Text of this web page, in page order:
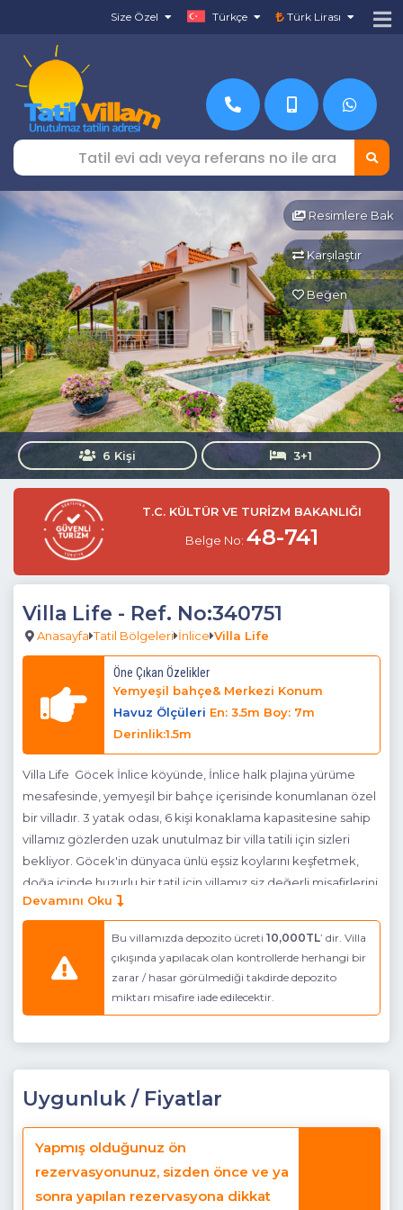
Size Özel Türkçe Türk Lirası
Resimlere Bak
Karşılaştır
Beğen
6 Kişi 3+1
T.C. KÜLTÜR VE TURİZM BAKANLIĞI
Belge No: 48-741
Villa Life - Ref. No:340751
Anasayfa Tatil Bölgeleri İnlice Villa Life
Öne Çıkan Özelikler
Yemyeşil bahçe& Merkezi Konum
Havuz Ölçüleri En: 3.5m Boy: 7m
Derinlik:1.5m
Villa Life Göcek İnlice köyünde, İnlice halk plajına yürüme
mesafesinde, yemyeşil bir bahçe içerisinde konumlanan özel
bir villadır. 3 yatak odası, 6 kişi konaklama kapasitesine sahip
villamız gözlerden uzak unutulmaz bir villa tatili için sizleri
bekliyor. Göcek'in dünyaca ünlü eşsiz koylarını keşfetmek,
doğa içinde huzurlu bir tatil için villamız siz değerli misafirlerini
bekliyor.
Havuz Katı Terası :Güneşlenme Alanı, Özel havuz , Özel
bahçe,
grubu, masa ve sandalye, Mangal
Havuz Ebatları :Derinlik : 1,50 cm Boy : 7.00 cm En : 3.50 cm
Detayları : Buzdolabı, Bulaşık Makinesi, Çamaşır makinesi,
Fırın, 4′lü Ocak , Su ısıtıcısı, 6 kişilik yemek takımı, Tava,
Tencere, Çatal bıçak vb.
Devamını Oku
Bu villamızda depozito ücreti 10,000TL’ dir. Villa
çıkışında yapılacak olan kontrollerde herhangi bir
zarar / hasar görülmediği takdirde depozito
miktarı misafire iade edilecektir.
Uygunluk / Fiyatlar
Yapmış olduğunuz ön
rezervasyonunuz, sizden önce ve ya
sonra yapılan rezervasyona dikkat